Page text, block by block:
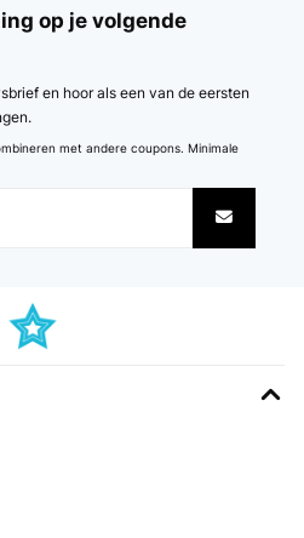
op je volgende
en hoor als een van de eersten
met andere coupons. Minimale